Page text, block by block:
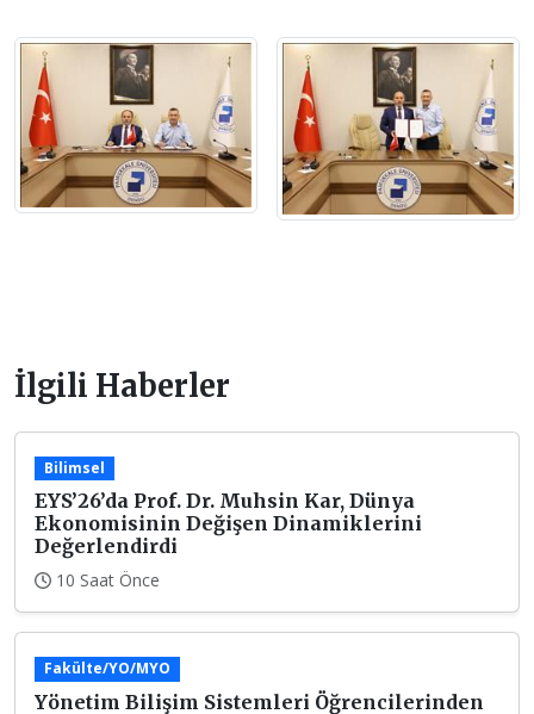
İlgili Haberler
Bilimsel
EYS’26’da Prof. Dr. Muhsin Kar, Dünya
Ekonomisinin Değişen Dinamiklerini
Değerlendirdi
10 Saat Önce
Fakülte/YO/MYO
Yönetim Bilişim Sistemleri Öğrencilerinden